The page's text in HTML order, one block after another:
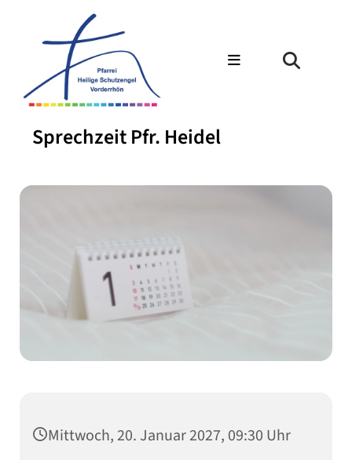
Sprechzeit Pfr. Heidel
Mittwoch, 20. Januar 2027, 09:30 Uhr